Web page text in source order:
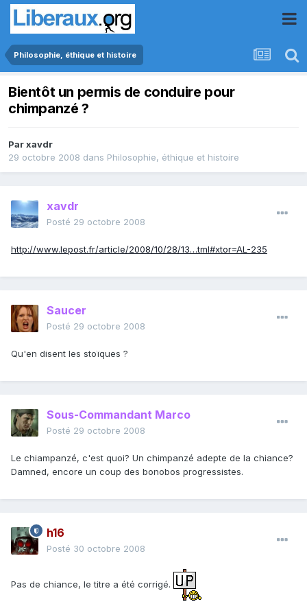
Philosophie, éthique et histoire
Bientôt un permis de conduire pour
chimpanzé ?
Parxavdr
29 octobre 2008 dans Philosophie, éthique et histoire
xavdr
Posté 29 octobre 2008
http://www.lepost.fr/article/2008/10/28/13…tml#xtor=AL-235
Saucer
Posté 29 octobre 2008
Qu'en disent les stoïques ?
Sous-Commandant Marco
Posté 29 octobre 2008
Le chiampanzé, c'est quoi? Un chimpanzé adepte de la chiance?
Damned, encore un coup des bonobos progressistes.
h16
Posté 30 octobre 2008
Pas de chiance, le titre a été corrigé.